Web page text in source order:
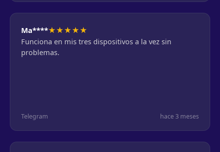
Ma****★★★★★
Funciona en mis tres dispositivos a la vez sin
problemas.
Telegram hace 3 meses